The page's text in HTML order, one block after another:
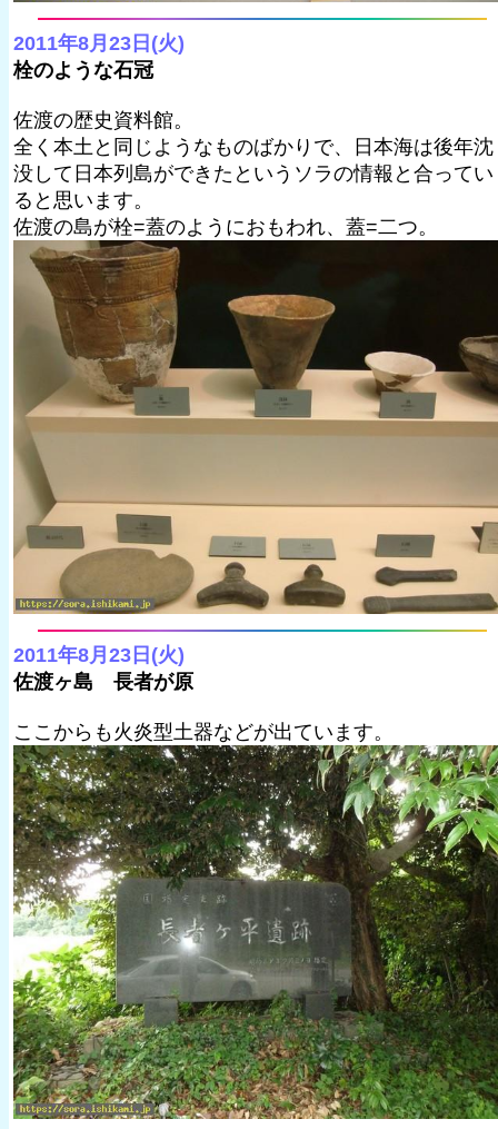
2011年8月23日(火)
栓のような石冠
佐渡の歴史資料館。
全く本土と同じようなものばかりで、日本海は後年沈
没して日本列島ができたというソラの情報と合ってい
ると思います。
佐渡の島が栓=蓋のようにおもわれ、蓋=二つ。
2011年8月23日(火)
佐渡ヶ島 長者が原
ここからも火炎型土器などが出ています。